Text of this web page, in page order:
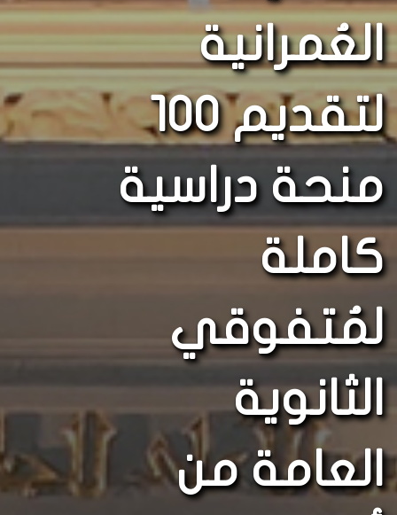
العُمرانية
لتقديم 100
منحة دراسية
كاملة
لمُتفوقي
الثانوية
العامة من